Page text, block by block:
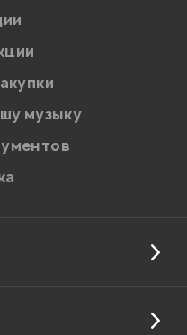
персональных данных в
отношении обработки
музыку